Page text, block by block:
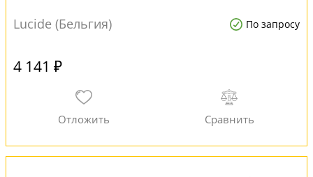
Lucide (Бельгия) По запросу
4 141 ₽